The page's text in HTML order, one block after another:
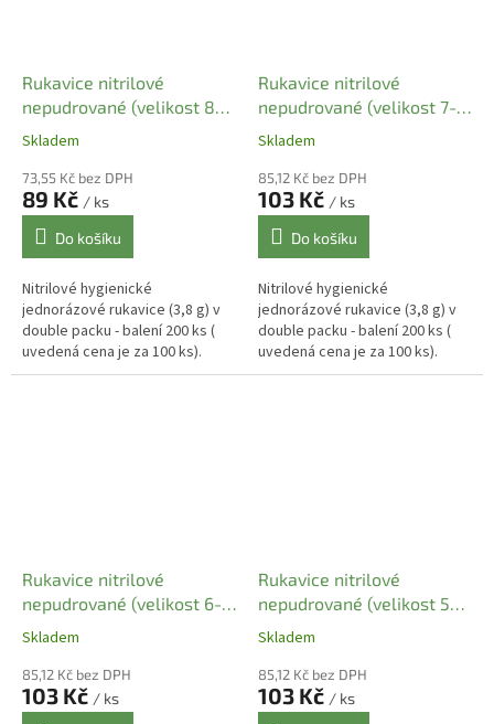
Rukavice nitrilové
nepudrované (velikost 8-9
L ) modré (100 ks)
Skladem
73,55 Kč bez DPH
89 Kč / ks
Do košíku
Nitrilové hygienické
jednorázové rukavice (3,8 g) v
double packu - balení 200 ks (
uvedená cena je za 100 ks).
Objednávejte tudíž v sudém
Rukavice nitrilové
nepudrované (velikost 7-8
M ) modré (100 ks)
Skladem
85,12 Kč bez DPH
103 Kč / ks
Do košíku
Nitrilové hygienické
jednorázové rukavice (3,8 g) v
double packu - balení 200 ks (
uvedená cena je za 100 ks).
Objednávejte tudíž v sudém
Rukavice nitrilové
nepudrované (velikost 6-7
S ) modré (100 ks)
Skladem
85,12 Kč bez DPH
103 Kč / ks
Rukavice nitrilové
nepudrované (velikost 5-6
XS ) modré (100 ks)
Skladem
85,12 Kč bez DPH
103 Kč / ks